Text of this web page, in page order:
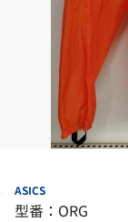
ASICS
型番：ORG